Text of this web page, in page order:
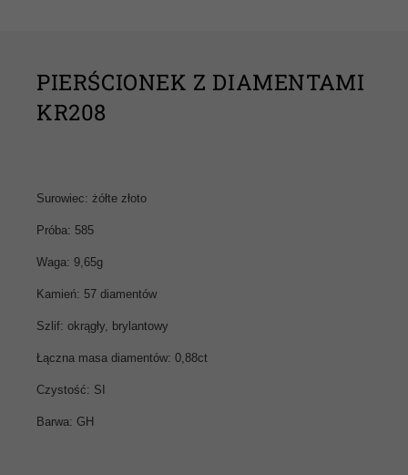
PIERŚCIONEK Z DIAMENTAMI
KR208
Surowiec: żółte złoto
Próba: 585
Waga: 9,65g
Kamień: 57 diamentów
Szlif: okrągły, brylantowy
Łączna masa diamentów: 0,88ct
Czystość: SI
Barwa: GH